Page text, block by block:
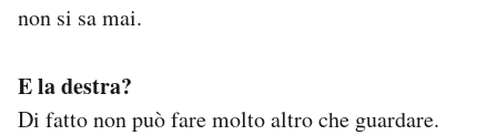
non si sa mai.
E la destra?
Di fatto non può fare molto altro che guardare.